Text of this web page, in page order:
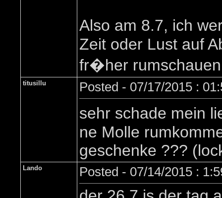
Also am 8.7, ich
Zeit oder Lust auf
fr�her
titusillu Posted - 07/17/2015 :
sehr schade mein
ne Molle
geschenke ???
Lando Posted - 07/14/2015 :